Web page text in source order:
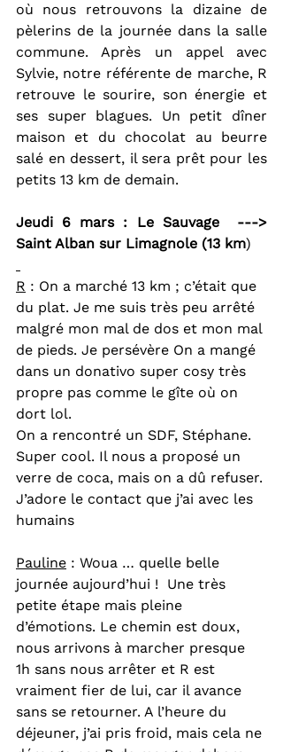
où nous retrouvons la dizaine de
pèlerins de la journée dans la salle
commune. Après un appel avec
Sylvie, notre référente de marche, R
retrouve le sourire, son énergie et
ses super blagues. Un petit dîner
maison et du chocolat au beurre
salé en dessert, il sera prêt pour les
petits 13 km de demain.
Jeudi 6 mars : Le Sauvage  --->
Saint Alban sur Limagnole (13 km)
R : On a marché 13 km ; c’était que
du plat. Je me suis très peu arrêté
malgré mon mal de dos et mon mal
de pieds. Je persévère On a mangé
dans un donativo super cosy très
propre pas comme le gîte où on
dort lol.
On a rencontré un SDF, Stéphane.
Super cool. Il nous a proposé un
verre de coca, mais on a dû refuser.
J’adore le contact que j’ai avec les
humains
Pauline : Woua … quelle belle
journée aujourd’hui !  Une très
petite étape mais pleine
d’émotions. Le chemin est doux,
nous arrivons à marcher presque
1h sans nous arrêter et R est
vraiment fier de lui, car il avance
sans se retourner. A l’heure du
déjeuner, j’ai pris froid, mais cela ne